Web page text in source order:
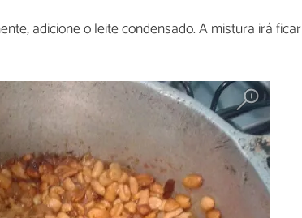
adicione o leite condensado. A mistura irá ficar